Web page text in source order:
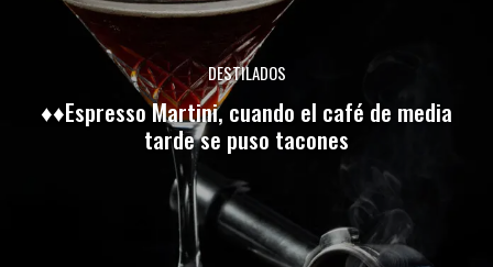
DESTILADOS
♦♦Espresso Martini, cuando el café de media
tarde se puso tacones